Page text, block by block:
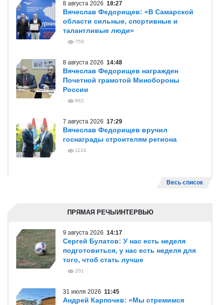
8 августа 2026 18:27
Вячеслав Федорищев: «В Самарской
области сильные, спортивные и
талантливые люди»
759
8 августа 2026 14:48
Вячеслав Федорищев награжден
Почетной грамотой Минобороны
России
862
7 августа 2026 17:29
Вячеслав Федорищев вручил
госнаграды строителям региона
1124
Весь список
ПРЯМАЯ РЕЧЬ/ИНТЕРВЬЮ
9 августа 2026 14:17
Сергей Булатов: У нас есть неделя
подготовиться, у нас есть неделя для
того, чтоб стать лучше
201
31 июля 2026 11:45
Андрей Карпочев: «Мы стремимся